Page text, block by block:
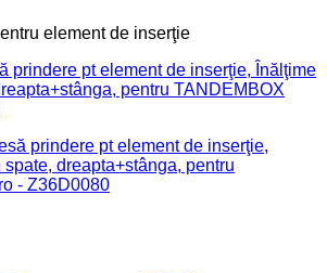
element de inserţie
prindere pt element de inserţie, Înălţime
pentru TANDEMBOX